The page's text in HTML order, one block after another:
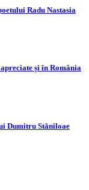
Radu Nastasia
și în România
Dumitru Stăniloae